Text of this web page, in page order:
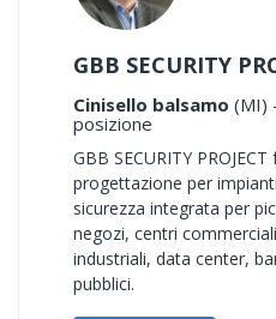
GBB SECURITY
Cinisello balsamo (MI)
posizione
GBB SECURITY
progettazione per
sicurezza integrata per
negozi, centri
industriali, data center,
pubblici.